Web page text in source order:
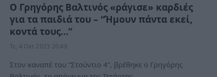
Ο Γρηγόρης Βαλτινός «ράγισε» καρδιές
για τα παιδιά του – “Ήμουν πάντα εκεί,
κοντά τους…”
Τε, 4 Οκτ 2023 20:49
Στον καναπέ του “Στούντιο 4”, βρέθηκε ο Γρηγόρης